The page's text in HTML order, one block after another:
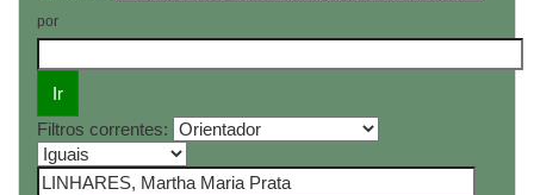
por
Filtros correntes: